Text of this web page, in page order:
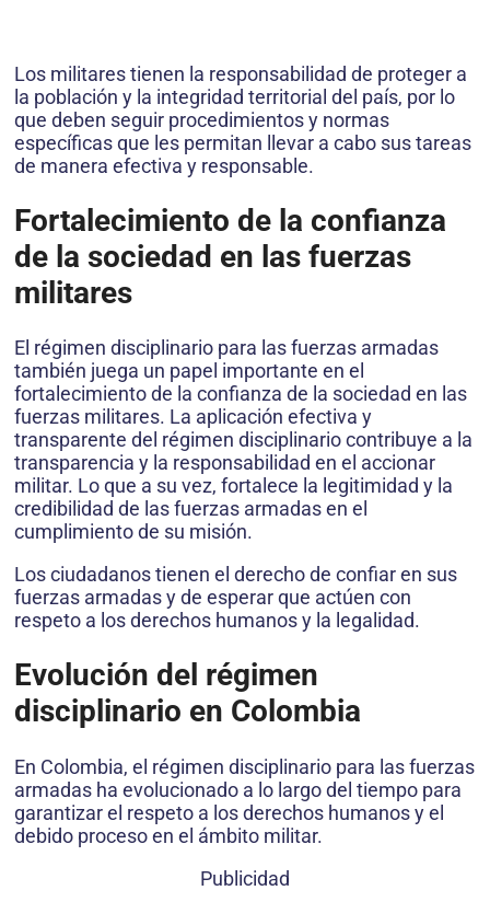
Los militares tienen la responsabilidad de proteger a
la población y la integridad territorial del país, por lo
que deben seguir procedimientos y normas
específicas que les permitan llevar a cabo sus tareas
de manera efectiva y responsable.
Fortalecimiento de la confianza
de la sociedad en las fuerzas
militares
El régimen disciplinario para las fuerzas armadas
también juega un papel importante en el
fortalecimiento de la confianza de la sociedad en las
fuerzas militares. La aplicación efectiva y
transparente del régimen disciplinario contribuye a la
transparencia y la responsabilidad en el accionar
militar. Lo que a su vez, fortalece la legitimidad y la
credibilidad de las fuerzas armadas en el
cumplimiento de su misión.
Los ciudadanos tienen el derecho de confiar en sus
fuerzas armadas y de esperar que actúen con
respeto a los derechos humanos y la legalidad.
Evolución del régimen
disciplinario en Colombia
En Colombia, el régimen disciplinario para las fuerzas
armadas ha evolucionado a lo largo del tiempo para
garantizar el respeto a los derechos humanos y el
debido proceso en el ámbito militar.
Publicidad